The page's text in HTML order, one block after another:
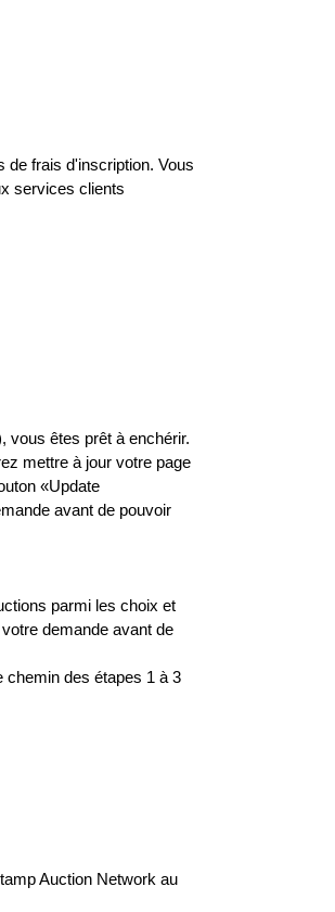
de frais d'inscription. Vous
services clients
vous êtes prêt à enchérir.
mettre à jour votre page
«Update
avant de pouvoir
parmi les choix et
demande avant de
chemin des étapes 1 à 3
Auction Network au